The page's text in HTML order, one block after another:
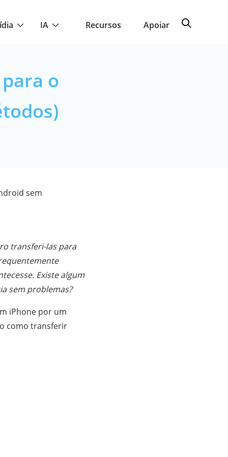
IA Recursos Apoiar
o
sem
transferi-las para
Existe algum
sem problemas?
iPhone por um
como transferir